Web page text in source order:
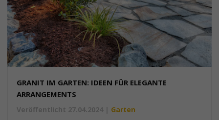
GRANIT IM GARTEN: IDEEN FÜR ELEGANTE
ARRANGEMENTS
Veröffentlicht 27.04.2024 | Garten